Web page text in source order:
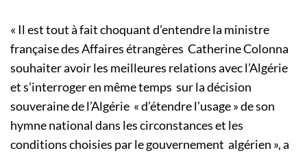
« Il est tout à fait choquant d’entendre la ministre
française des Affaires étrangères Catherine Colonna
souhaiter avoir les meilleures relations avec l’Algérie
et s’interroger en même temps sur la décision
souveraine de l’Algérie « d’étendre l’usage » de son
hymne national dans les circonstances et les
conditions choisies par le gouvernement algérien », a